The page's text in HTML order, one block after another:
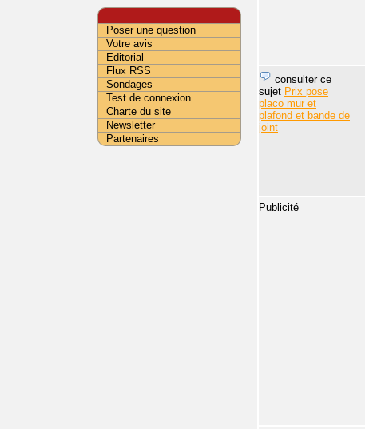
consulter ce
sujet Prix pose
placo mur et
plafond et bande de
joint
Publicité
Poser une question
Votre avis
Editorial
Flux RSS
Sondages
Test de connexion
Charte du site
Newsletter
Partenaires